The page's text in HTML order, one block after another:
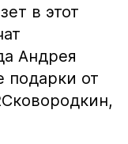
в этот
Андрея
подарки от